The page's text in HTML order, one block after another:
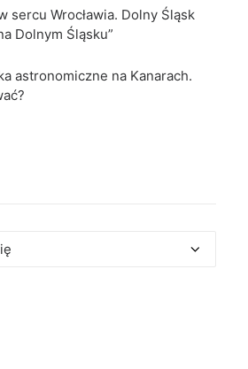
sercu Wrocławia. Dolny Śląsk
Dolnym Śląsku”
astronomiczne na Kanarach.